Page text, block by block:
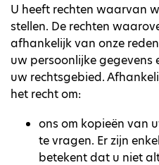
U heeft rechten waarvan
stellen. De rechten
afhankelijk van onze
uw persoonlijke
uw rechtsgebied.
het recht om:
ons om kopieën van
te vragen. Er zijn
betekent dat u niet